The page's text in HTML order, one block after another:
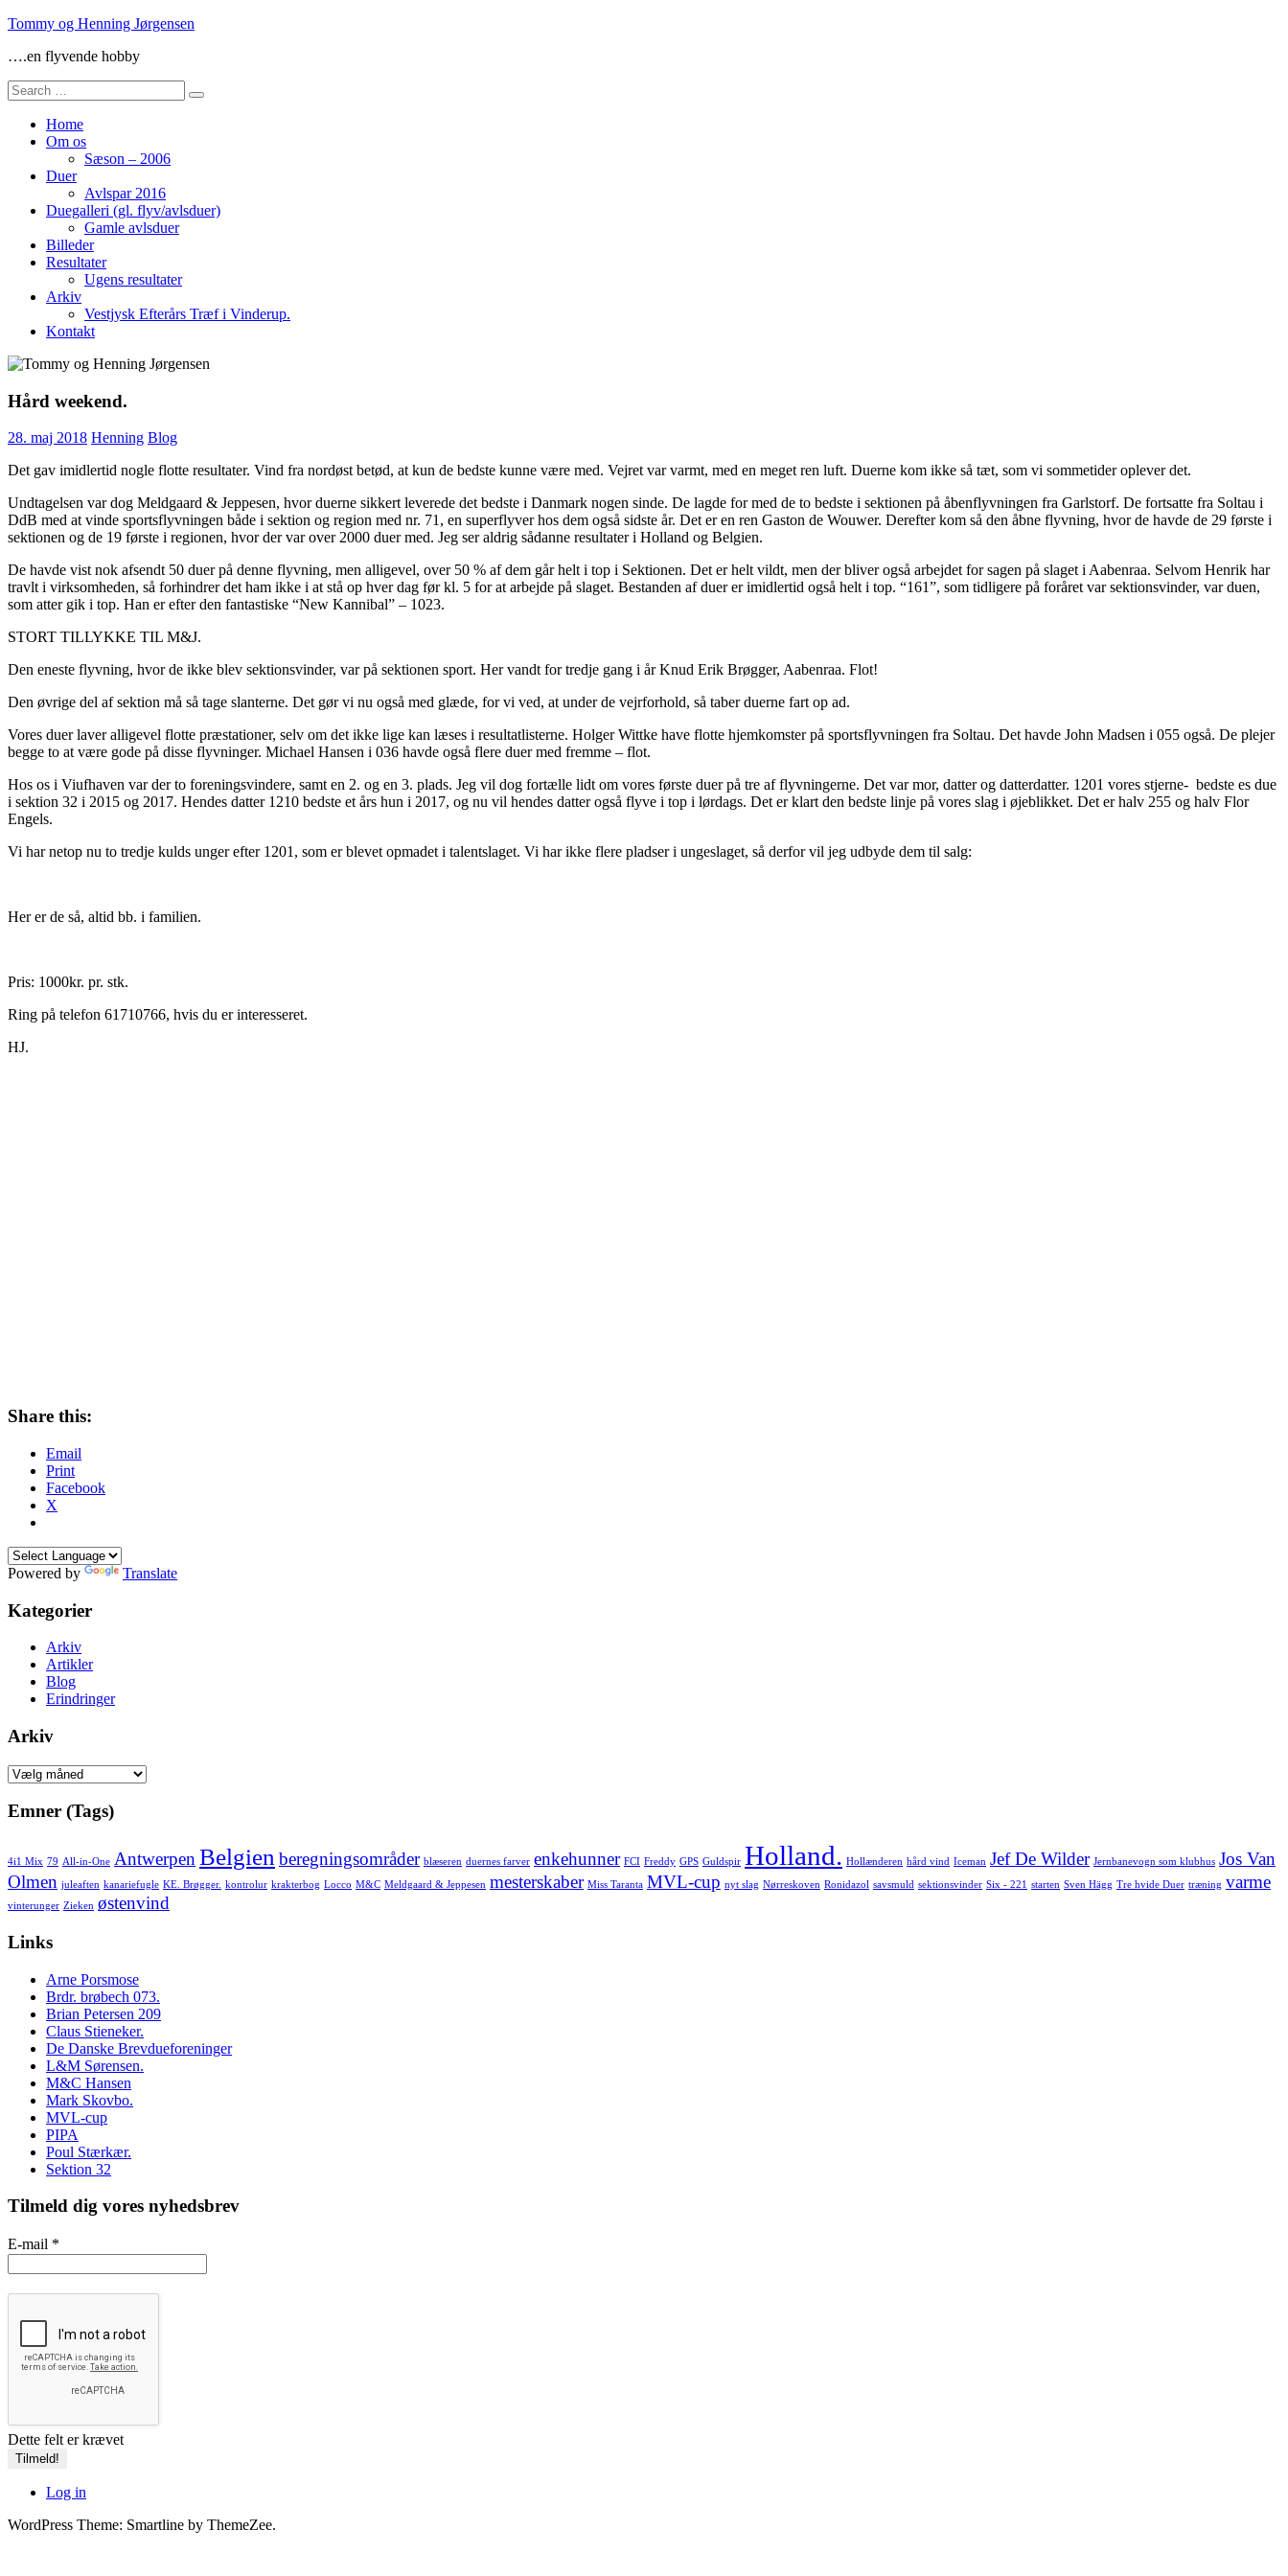
Skip
content
Tommy og Henning Jørgensen
….en flyvende hobby
Search
for:
Home
Om os
Sæson – 2006
Duer
Avlspar 2016
Duegalleri (gl. flyv/avlsduer)
Gamle avlsduer
Billeder
Resultater
Ugens resultater
Arkiv
Vestjysk Efterårs Træf i Vinderup.
Kontakt
Hård weekend.
28. maj 2018 Henning Blog
Det gav imidlertid nogle flotte resultater. Vind fra nordøst betød, at kun de bedste kunne være med. Vejret var varmt, med en meget ren luft. Duerne kom ikke så tæt, som vi sommetider oplever det.
Undtagelsen var dog Meldgaard & Jeppesen, hvor duerne sikkert leverede det bedste i Danmark nogen sinde. De lagde for med de to bedste i sektionen på åbenflyvningen fra Garlstorf. De fortsatte fra Soltau i
DdB med at vinde sportsflyvningen både i sektion og region med nr. 71, en superflyver hos dem også sidste år. Det er en ren Gaston de Wouwer. Derefter kom så den åbne flyvning, hvor de havde de 29 første i
sektionen og de 19 første i regionen, hvor der var over 2000 duer med. Jeg ser aldrig sådanne resultater i Holland og Belgien.
De havde vist nok afsendt 50 duer på denne flyvning, men alligevel, over 50 % af dem går helt i top i Sektionen. Det er helt vildt, men der bliver også arbejdet for sagen på slaget i Aabenraa. Selvom Henrik har
travlt i virksomheden, så forhindrer det ham ikke i at stå op hver dag før kl. 5 for at arbejde på slaget. Bestanden af duer er imidlertid også helt i top. “161”, som tidligere på foråret var sektionsvinder, var duen,
som atter gik i top. Han er efter den fantastiske “New Kannibal” – 1023.
STORT TILLYKKE TIL M&J.
Den eneste flyvning, hvor de ikke blev sektionsvinder, var på sektionen sport. Her vandt for tredje gang i år Knud Erik Brøgger, Aabenraa. Flot!
Den øvrige del af sektion må så tage slanterne. Det gør vi nu også med glæde, for vi ved, at under de vejrforhold, så taber duerne fart op ad.
Vores duer laver alligevel flotte præstationer, selv om det ikke lige kan læses i resultatlisterne. Holger Wittke have flotte hjemkomster på sportsflyvningen fra Soltau. Det havde John Madsen i 055 også. De plejer
begge to at være gode på disse flyvninger. Michael Hansen i 036 havde også flere duer med fremme – flot.
Hos os i Viufhaven var der to foreningsvindere, samt en 2. og en 3. plads. Jeg vil dog fortælle lidt om vores første duer på tre af flyvningerne. Det var mor, datter og datterdatter. 1201 vores stjerne- bedste es due
i sektion 32 i 2015 og 2017. Hendes datter 1210 bedste et års hun i 2017, og nu vil hendes datter også flyve i top i lørdags. Det er klart den bedste linje på vores slag i øjeblikket. Det er halv 255 og halv Flor
Engels.
Vi har netop nu to tredje kulds unger efter 1201, som er blevet opmadet i talentslaget. Vi har ikke flere pladser i ungeslaget, så derfor vil jeg udbyde dem til salg:
Her er de så, altid bb. i familien.
Pris: 1000kr. pr. stk.
Ring på telefon 61710766, hvis du er interesseret.
HJ.
Share this:
Email
Print
Facebook
X
Powered by Translate
Kategorier
Arkiv
Artikler
Blog
Erindringer
Arkiv
Arkiv
Emner (Tags)
4i1 Mix 79 All-in-One Antwerpen Belgien beregningsområder blæseren duernes farver enkehunner FCI Freddy GPS Guldspir Holland. Hollænderen hård vind Iceman Jef De Wilder Jernbanevogn som klubhus Jos Van
Olmen juleaften kanariefugle KE. Brøgger. kontrolur krakterbog Locco M&C Meldgaard & Jeppesen mesterskaber Miss Taranta MVL-cup nyt slag Nørreskoven Ronidazol savsmuld sektionsvinder Six - 221 starten Sven Hägg Tre hvide Duer træning varme
vinterunger Zieken østenvind
Links
Arne Porsmose
Brdr. brøbech 073.
Brian Petersen 209
Claus Stieneker.
De Danske Brevdueforeninger
L&M Sørensen.
M&C Hansen
Mark Skovbo.
MVL-cup
PIPA
Poul Stærkær.
Sektion 32
Tilmeld dig vores nyhedsbrev
E-mail *
Dette felt er krævet
Log in
WordPress Theme: Smartline by ThemeZee.